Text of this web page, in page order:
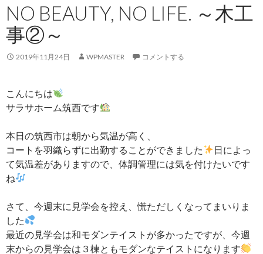
NO BEAUTY, NO LIFE. ～木工
事②～
2019年11月24日 WPMASTER コメントする
こんにちは
サラサホーム筑西です
本日の筑西市は朝から気温が高く、
コートを羽織らずに出勤することができました
日によっ
て気温差がありますので、体調管理には気を付けたいです
ね
さて、今週末に見学会を控え、慌ただしくなってまいりま
した
最近の見学会は和モダンテイストが多かったですが、今週
末からの見学会は３棟ともモダンなテイストになります